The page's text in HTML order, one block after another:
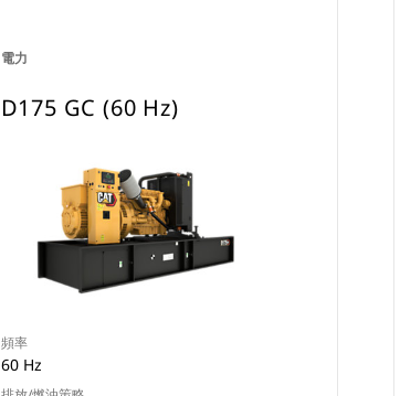
電力
D175 GC (60 Hz)
頻率
60 Hz